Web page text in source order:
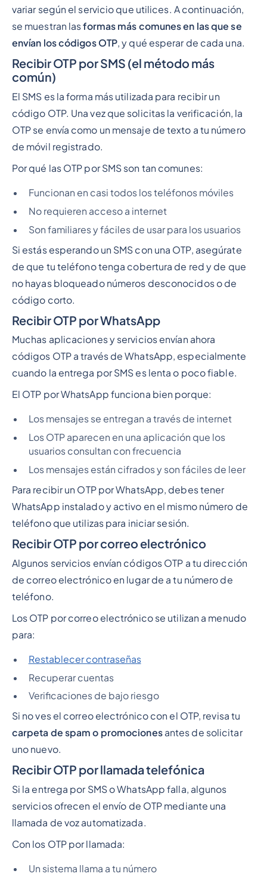
variar según el servicio que utilices. A continuación,
se muestran lasformas más comunes en las que se
envían los códigos OTP, y qué esperar de cada una.
Recibir OTP por SMS (el método más
común)
El SMS es la forma más utilizada para recibir un
código OTP. Una vez que solicitas la verificación, la
OTP se envía como un mensaje de texto a tu número
de móvil registrado.
Por qué las OTP por SMS son tan comunes:
Funcionan en casi todos los teléfonos móviles
No requieren acceso a internet
Son familiares y fáciles de usar para los usuarios
Si estás esperando un SMS con una OTP, asegúrate
de que tu teléfono tenga cobertura de red y de que
no hayas bloqueado números desconocidos o de
código corto.
Recibir OTP por WhatsApp
Muchas aplicaciones y servicios envían ahora
códigos OTP a través de WhatsApp, especialmente
cuando la entrega por SMS es lenta o poco fiable.
El OTP por WhatsApp funciona bien porque:
Los mensajes se entregan a través de internet
Los OTP aparecen en una aplicación que los
usuarios consultan con frecuencia
Los mensajes están cifrados y son fáciles de leer
Para recibir un OTP por WhatsApp, debes tener
WhatsApp instalado y activo en el mismo número de
teléfono que utilizas para iniciar sesión.
Recibir OTP por correo electrónico
Algunos servicios envían códigos OTP a tu dirección
de correo electrónico en lugar de a tu número de
teléfono.
Los OTP por correo electrónico se utilizan a menudo
para:
Restablecer contraseñas
Recuperar cuentas
Verificaciones de bajo riesgo
Si no ves el correo electrónico con el OTP, revisa tu
carpeta de spam o promocionesantes de solicitar
uno nuevo.
Recibir OTP por llamada telefónica
Si la entrega por SMS o WhatsApp falla, algunos
servicios ofrecen el envío de OTP mediante una
llamada de voz automatizada.
Con los OTP por llamada:
Un sistema llama a tu número